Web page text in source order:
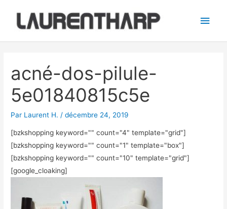
contenu
acné-dos-pilule-
5e01840815c5e
Par Laurent H. /décembre 24, 2019
[bzkshopping keyword="" count="4" template="grid"]
[bzkshopping keyword="" count="1" template="box"]
[bzkshopping keyword="" count="10" template="grid"]
[google_cloaking]
articles